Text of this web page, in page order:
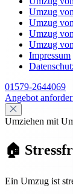
Umzug
Umzug
Umzug
Umzug
Impressum
01579-2644069
Angebot
Umziehen mit
🏠
Ein Umzug ist